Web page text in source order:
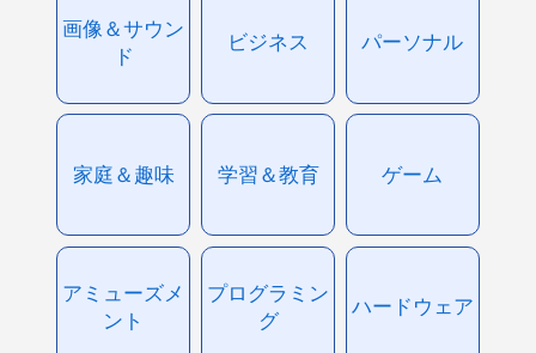
画像＆サウン
ド
ビジネス パーソナル
家庭＆趣味 学習＆教育 ゲーム
アミューズメ
ント
プログラミン
グ
ハードウェア